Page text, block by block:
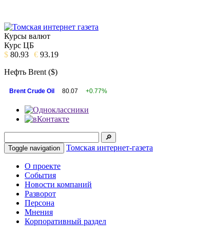
Курсы валют
Курс ЦБ
$ 80.93 € 93.19
Нефть Brent ($)
Brent Crude Oil 80.07 +0.77%
Toggle navigation Томская интернет-газета
О проекте
События
Новости компаний
Разворот
Персона
Мнения
Корпоративный раздел